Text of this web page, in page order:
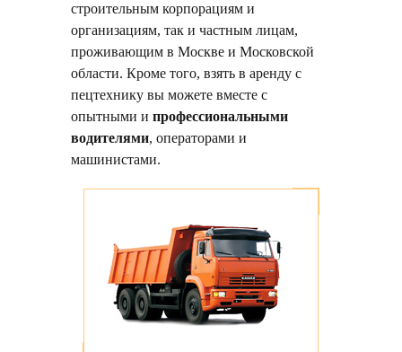
строительным корпорациям и
организациям, так и частным лицам,
проживающим в Москве и Московской
области. Кроме того, взять в аренду с
пецтехнику вы можете вместе с
опытными и профессиональными
водителями, операторами и
машинистами.